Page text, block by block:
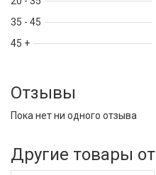
35 - 45
45 +
Отзывы
Пока нет ни одного отзыва
Другие товары от